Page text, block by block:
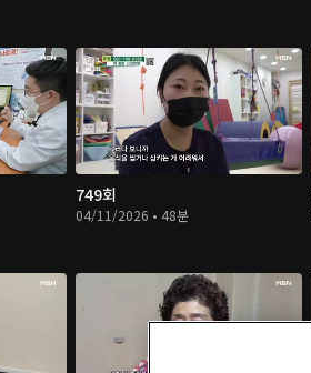
749회
04/11/2026 • 48분